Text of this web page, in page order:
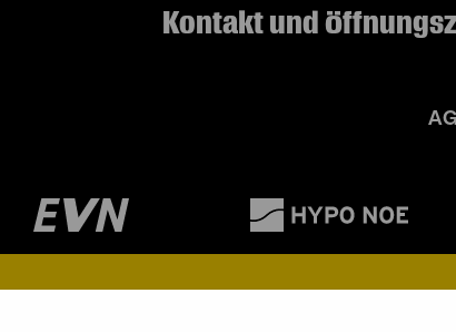
Kontakt und